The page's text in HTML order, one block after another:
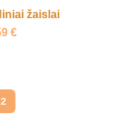
žaislai
€
2